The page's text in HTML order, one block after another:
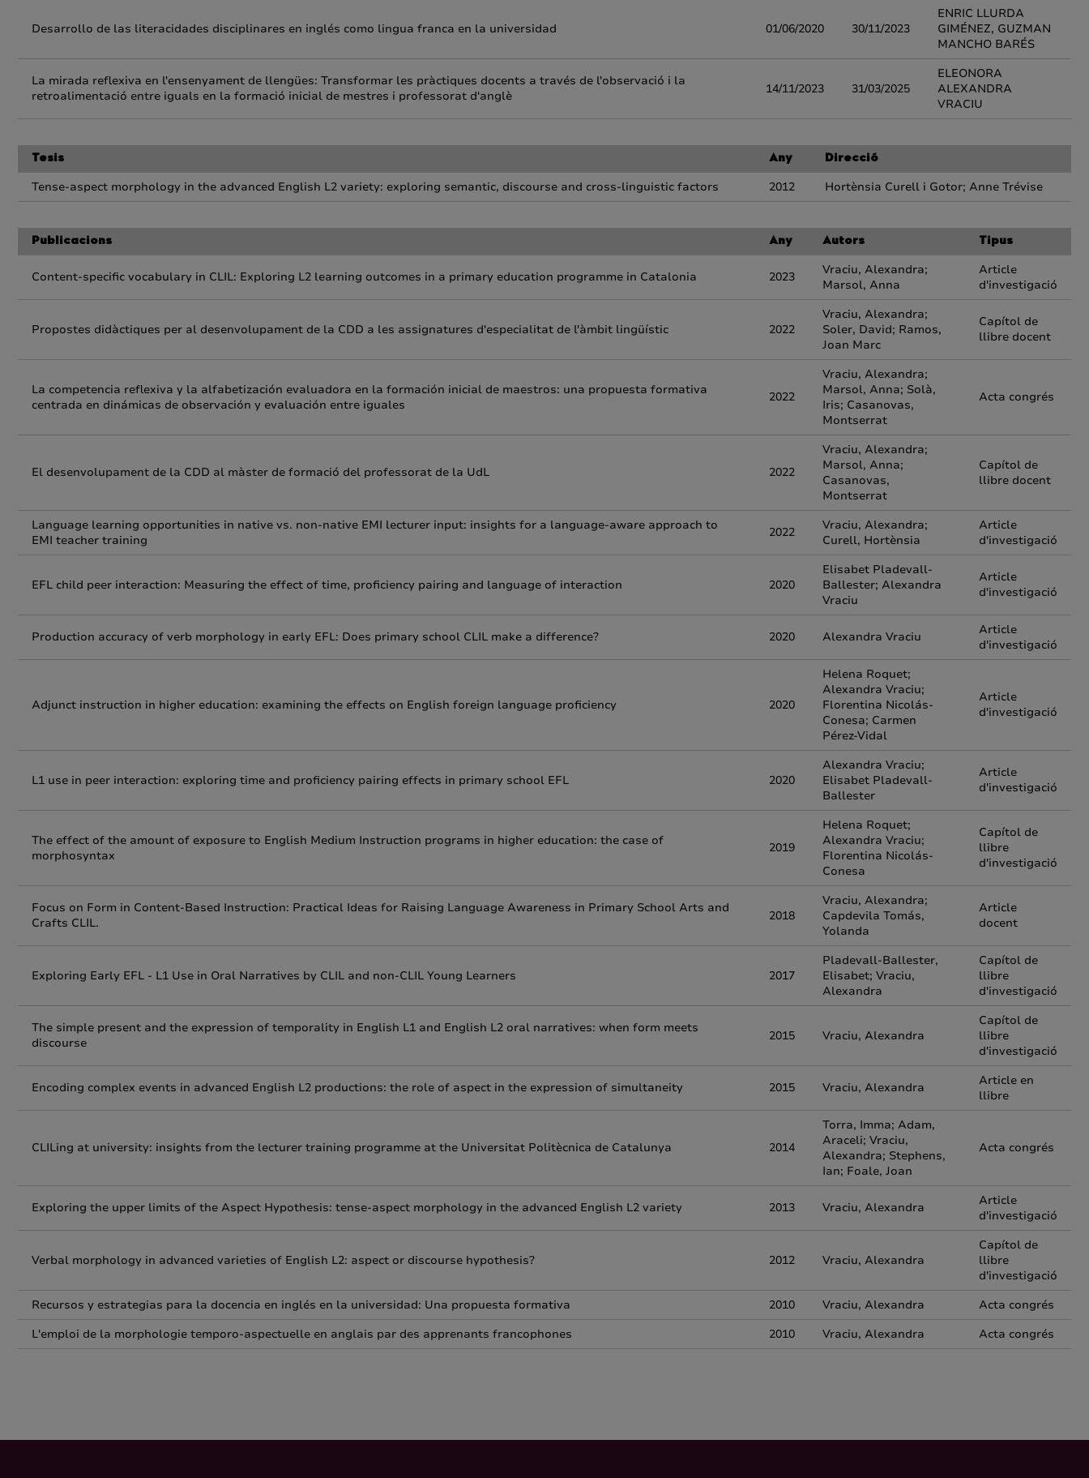
Desarrollo de las literacidades disciplinares en inglés como lingua franca en la universidad 01/06/2020 30/11/2023
ENRIC LLURDA
GIMÉNEZ, GUZMAN
MANCHO BARÉS
La mirada reflexiva en l'ensenyament de llengües: Transformar les pràctiques docents a través de l'observació i la
retroalimentació entre iguals en la formació inicial de mestres i professorat d'anglè
14/11/2023 31/03/2025
ELEONORA
ALEXANDRA
VRACIU
Tesis Any Direcció
Tense-aspect morphology in the advanced English L2 variety: exploring semantic, discourse and cross-linguistic factors 2012 Hortènsia Curell i Gotor; Anne Trévise
Publicacions Any Autors Tipus
Content-specific vocabulary in CLIL: Exploring L2 learning outcomes in a primary education programme in Catalonia 2023
Vraciu, Alexandra;
Marsol, Anna
Article
d'investigació
Propostes didàctiques per al desenvolupament de la CDD a les assignatures d'especialitat de l'àmbit lingüístic 2022
Vraciu, Alexandra;
Soler, David; Ramos,
Joan Marc
Capítol de
llibre docent
La competencia reflexiva y la alfabetización evaluadora en la formación inicial de maestros: una propuesta formativa
centrada en dinámicas de observación y evaluación entre iguales
2022
Vraciu, Alexandra;
Marsol, Anna; Solà,
Iris; Casanovas,
Montserrat
Acta congrés
El desenvolupament de la CDD al màster de formació del professorat de la UdL 2022
Vraciu, Alexandra;
Marsol, Anna;
Casanovas,
Montserrat
Capítol de
llibre docent
Language learning opportunities in native vs. non-native EMI lecturer input: insights for a language-aware approach to
EMI teacher training
2022
Vraciu, Alexandra;
Curell, Hortènsia
Article
d'investigació
EFL child peer interaction: Measuring the effect of time, proficiency pairing and language of interaction 2020
Elisabet Pladevall-
Ballester; Alexandra
Vraciu
Article
d'investigació
Production accuracy of verb morphology in early EFL: Does primary school CLIL make a difference? 2020 Alexandra Vraciu
Article
d'investigació
Adjunct instruction in higher education: examining the effects on English foreign language proficiency 2020
Helena Roquet;
Alexandra Vraciu;
Florentina Nicolás-
Conesa; Carmen
Pérez-Vidal
Article
d'investigació
L1 use in peer interaction: exploring time and proficiency pairing effects in primary school EFL 2020
Alexandra Vraciu;
Elisabet Pladevall-
Ballester
Article
d'investigació
The effect of the amount of exposure to English Medium Instruction programs in higher education: the case of
morphosyntax
2019
Helena Roquet;
Alexandra Vraciu;
Florentina Nicolás-
Conesa
Capítol de
llibre
d'investigació
Focus on Form in Content-Based Instruction: Practical Ideas for Raising Language Awareness in Primary School Arts and
Crafts CLIL.
2018
Vraciu, Alexandra;
Capdevila Tomás,
Yolanda
Article
docent
Exploring Early EFL - L1 Use in Oral Narratives by CLIL and non-CLIL Young Learners 2017
Pladevall-Ballester,
Elisabet; Vraciu,
Alexandra
Capítol de
llibre
d'investigació
The simple present and the expression of temporality in English L1 and English L2 oral narratives: when form meets
discourse
2015 Vraciu, Alexandra
Capítol de
llibre
d'investigació
Encoding complex events in advanced English L2 productions: the role of aspect in the expression of simultaneity 2015 Vraciu, Alexandra
Article en
llibre
CLILing at university: insights from the lecturer training programme at the Universitat Politècnica de Catalunya 2014
Torra, Imma; Adam,
Araceli; Vraciu,
Alexandra; Stephens,
Ian; Foale, Joan
Acta congrés
Exploring the upper limits of the Aspect Hypothesis: tense-aspect morphology in the advanced English L2 variety 2013 Vraciu, Alexandra
Article
d'investigació
Verbal morphology in advanced varieties of English L2: aspect or discourse hypothesis? 2012 Vraciu, Alexandra
Capítol de
llibre
d'investigació
Recursos y estrategias para la docencia en inglés en la universidad: Una propuesta formativa
2010 Vraciu, Alexandra
Acta congrés
L'emploi de la morphologie temporo-aspectuelle en anglais par des apprenants francophones
2010 Vraciu, Alexandra Acta congrés